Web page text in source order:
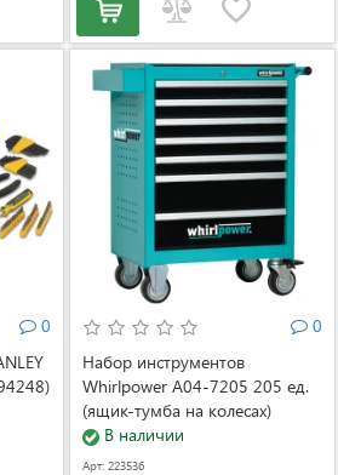
0
0
Набор инструментов
Whirlpower A04-7205 205 ед.
(ящик-тумба на колесах)
В наличии
Арт: 223536